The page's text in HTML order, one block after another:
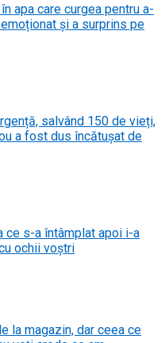
apa care curgea pentru a-
și a surprins pe
salvând 150 de vieți,
a fost dus încătușat de
ce s-a întâmplat apoi i-a
ochii voștri
la magazin, dar ceea ce